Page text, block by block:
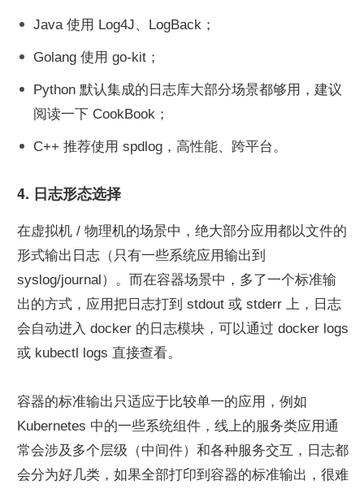
Java 使用 Log4J、LogBack；
Golang 使用 go-kit；
Python 默认集成的日志库大部分场景都够用，建议
阅读一下 CookBook；
C++ 推荐使用 spdlog，高性能、跨平台。
4. 日志形态选择
在虚拟机 / 物理机的场景中，绝大部分应用都以文件的
形式输出日志（只有一些系统应用输出到
syslog/journal）。而在容器场景中，多了一个标准输
出的方式，应用把日志打到 stdout 或 stderr 上，日志
会自动进入 docker 的日志模块，可以通过 docker logs
或 kubectl logs 直接查看。
容器的标准输出只适应于比较单一的应用，例如
Kubernetes 中的一些系统组件，线上的服务类应用通
常会涉及多个层级（中间件）和各种服务交互，日志都
会分为好几类，如果全部打印到容器的标准输出，很难